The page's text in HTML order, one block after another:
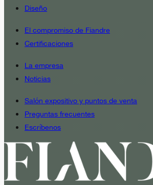
Diseño
El compromiso de Fiandre
Certificaciones
La empresa
Noticias
Salón expositivo y puntos de venta
Preguntas frecuentes
Escríbenos